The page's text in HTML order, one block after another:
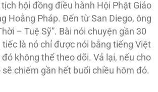
hội đồng điều hành Hội Phật Giáo
Hoằng Pháp. Đến từ San Diego, ông
– Tuệ Sỹ”. Bài nói chuyện gần 30
là nó chỉ được nói bằng tiếng Việt
không thể theo dõi. Vả lại, nếu cho
chiếm gần hết buổi chiều hôm đó.